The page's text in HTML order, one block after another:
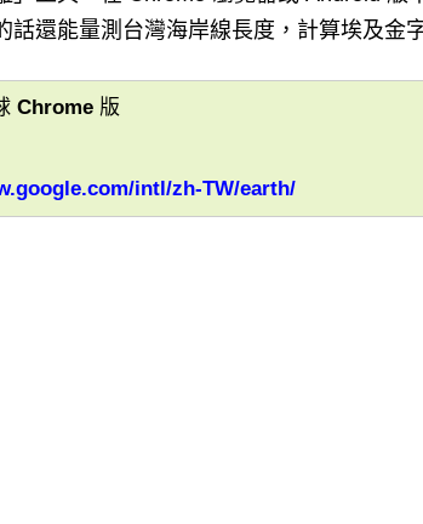
話還能量測台灣海岸線長度，計算埃及金
Chrome 版
intl/zh-TW/earth/